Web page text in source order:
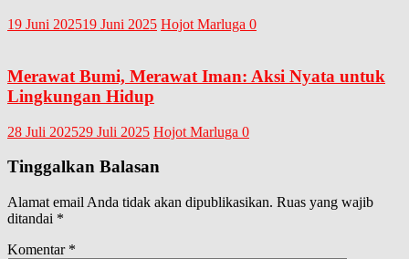
19 Juni 202519 Juni 2025 Hojot Marluga 0
Merawat Bumi, Merawat Iman: Aksi Nyata untuk
Lingkungan Hidup
28 Juli 202529 Juli 2025 Hojot Marluga 0
Tinggalkan Balasan
Alamat email Anda tidak akan dipublikasikan. Ruas yang wajib
ditandai *
Komentar *